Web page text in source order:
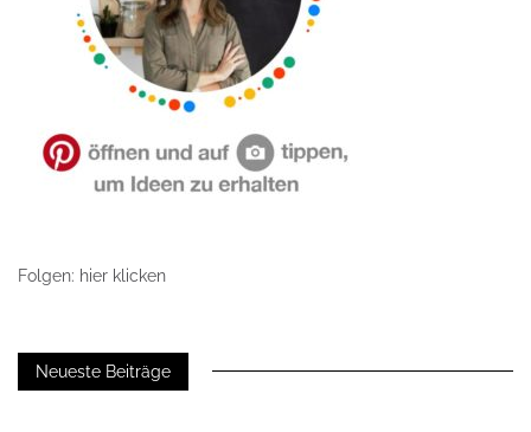
Folgen: hier klicken
Neueste Beiträge